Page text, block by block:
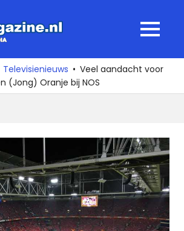
MENU
Televisienieuws
Veel aandacht voor
(Jong) Oranje bij NOS